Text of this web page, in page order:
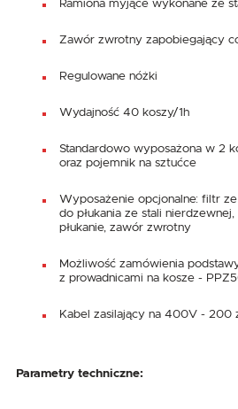
Ramiona myjące wykonane ze
Zawór zwrotny zapobiegający
Regulowane nóżki
Wydajność 40 koszy/1h
Standardowo wyposażona w 2
oraz pojemnik na sztućce
Wyposażenie opcjonalne: filtr
do płukania ze stali
płukanie, zawór zwrotny
Możliwość zamówienia
z prowadnicami na kosze -
Kabel zasilający na 400V - 200
Parametry techniczne: